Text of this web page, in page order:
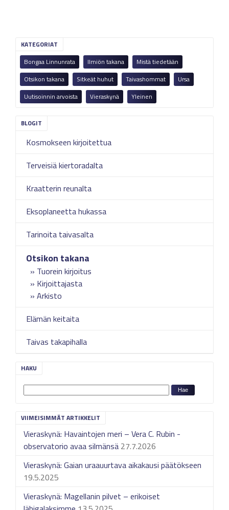
KATEGORIAT
Bongaa Linnunrata
Ilmiön takana
Mistä tiedetään
Otsikon takana
Sitkeät huhut Taivashommat
Ursa
Uutisoinnin arvoista
Vieraskynä Yleinen
Kosmokseen kirjoitettua
Terveisiä kiertoradalta
Kraatterin reunalta
Eksoplaneetta hukassa
Tarinoita taivasalta
Otsikon takana
Tuorein kirjoitus
Kirjoittajasta
Arkisto
Elämän keitaita
Taivas takapihalla
HAKU
VIIMEISIMMÄT ARTIKKELIT
Vieraskynä: Havaintojen meri – Vera C. Rubin -
observatorio avaa silmänsä 27.7.2026
Vieraskynä: Gaian uraauurtava aikakausi päätökseen
19.5.2025
Vieraskynä: Magellanin pilvet – erikoiset